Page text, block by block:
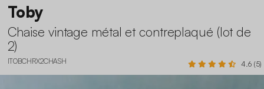
Toby
Chaise vintage métal et contreplaqué (lot de
2)
ITOBCHRX2CHASH 4.6 (5)